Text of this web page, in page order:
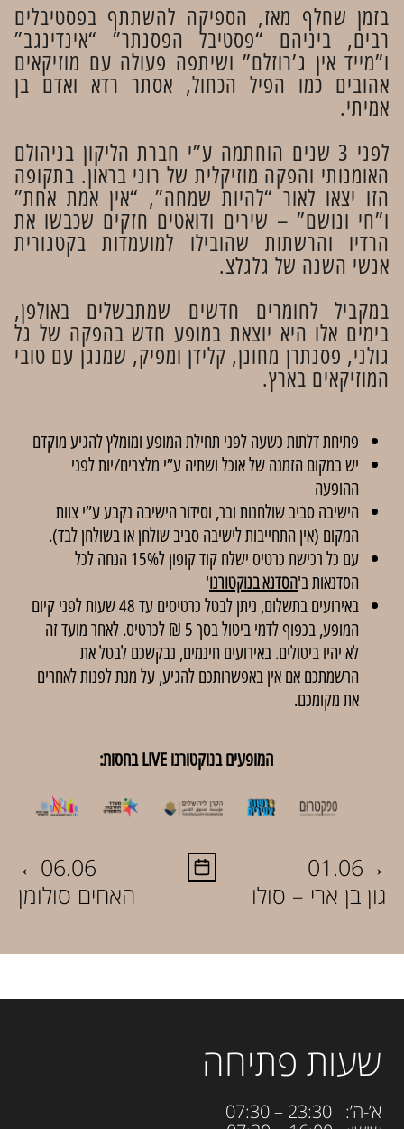
בזמן שחלף מאז, הספיקה להשתתף בפסטיבלים
רבים, ביניהם “פסטיבל הפסנתר” “אינדינגב”
ו”מייד אין ג’רוזלם” ושיתפה פעולה עם מוזיקאים
אהובים כמו הפיל הכחול, אסתר רדא ואדם בן
אמיתי.
לפני 3 שנים הוחתמה ע”י חברת הליקון בניהולם
האומנותי והפקה מוזיקלית של רוני בראון. בתקופה
הזו יצאו לאור “להיות שמחה”, “אין אמת אחת”
ו”חי ונושם” – שירים ודואטים חזקים שכבשו את
הרדיו והרשתות שהובילו למועמדות בקטגורית
אנשי השנה של גלגלצ.
במקביל לחומרים חדשים שמתבשלים באולפן,
בימים אלו היא יוצאת במופע חדש בהפקה של גל
גולני, פסנתרן מחונן, קלידן ומפיק, שמנגן עם טובי
המוזיקאים בארץ.
פתיחת דלתות כשעה לפני תחילת המופע ומומלץ להגיע מוקדם
יש במקום הזמנה של אוכל ושתיה ע”י מלצרים/יות לפני
ההופעה
הישיבה סביב שולחנות ובר, וסידור הישיבה נקבע ע”י צוות
המקום (אין התחייבות לישיבה סביב שולחן או בשולחן לבד).
עם כל רכישת כרטיס ישלח קוד קופון ל15% הנחה לכל
הסדנאות ב'הסדנא בנוקטורנו'
באירועים בתשלום, ניתן לבטל כרטיסים עד 48 שעות לפני קיום
המופע, בכפוף לדמי ביטול בסך 5 ₪ לכרטיס. לאחר מועד זה
לא יהיו ביטולים. באירועים חינמים, נבקשכם לבטל את
הרשמתכם אם אין באפשרותכם להגיע, על מנת לפנות לאחרים
את מקומכם.
המופעים בנוקטורנו LIVE בחסות:
←06.06
האחים סולומן
01.06→
גון בן ארי – סולו
שעות פתיחה
א’-ה’: 23:30 – 07:30